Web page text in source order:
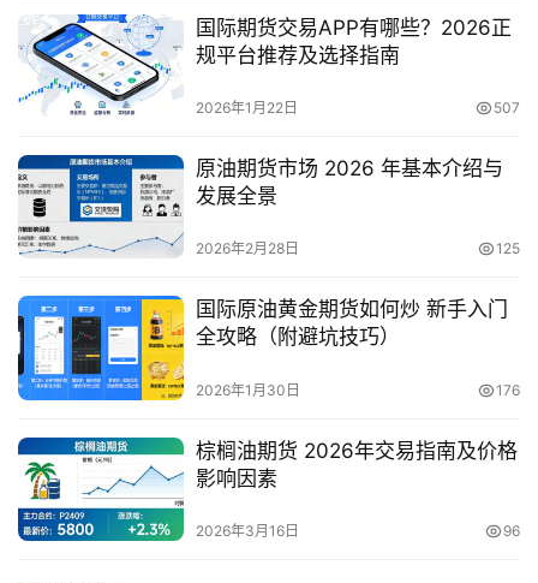
国际期货交易APP有哪些？2026正
规平台推荐及选择指南
2026年1月22日 507
原油期货市场 2026 年基本介绍与
发展全景
2026年2月28日 125
国际原油黄金期货如何炒 新手入门
全攻略（附避坑技巧）
2026年1月30日 176
棕榈油期货 2026年交易指南及价格
影响因素
2026年3月16日 96